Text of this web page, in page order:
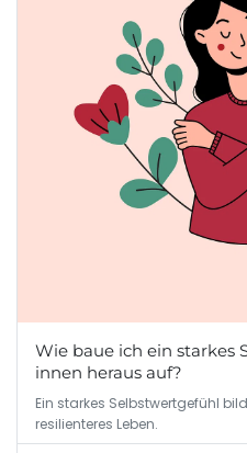
Wie baue ich ein starkes
innen heraus auf?
Ein starkes Selbstwertgefühl
resilienteres Leben.